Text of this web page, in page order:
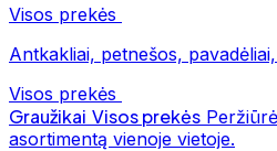
Visos prekės
Antkakliai, petnešos,
Visos prekės
Graužikai Visos prekės
asortimentą vienoje vietoje.